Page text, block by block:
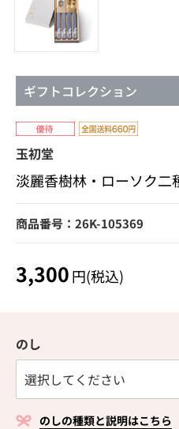
ギフトコレクション
玉初堂
淡麗香樹林・ローソク二
商品番号：26K-105369
3,300円(税込)
のし
のしの種類と説明はこちら